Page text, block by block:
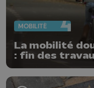
MOBILITÉ
La mobilité
: fin des
cyclo-
Guillemins...